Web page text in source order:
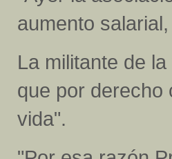
aumento
La militante de
que por derecho
vida".